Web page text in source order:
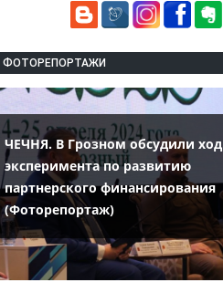
ФОТОРЕПОРТАЖИ
ЧЕЧНЯ. В Грозном обсудили ход
эксперимента по развитию
партнерского финансирования
(Фоторепортаж)